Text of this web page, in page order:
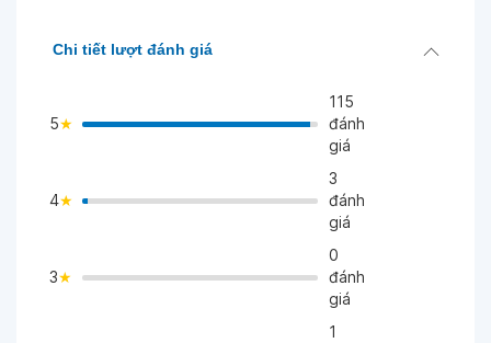
Chi tiết lượt đánh giá
5
115
đánh
giá
4 >
3
đánh
giá
3 >
0
đánh
giá
1